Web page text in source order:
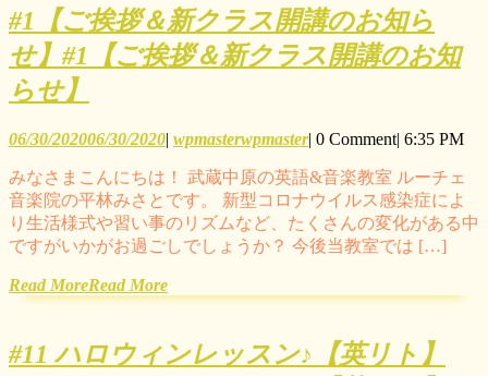
#1【ご挨拶＆新クラス開講のお知ら
せ】 #1【ご挨拶＆新クラス開講のお知
らせ】
06/30/202006/30/2020| wpmasterwpmaster| 0 Comment| 6:35 PM
みなさまこんにちは！ 武蔵中原の英語&音楽教室 ルーチェ
音楽院の平林みさとです。 新型コロナウイルス感染症によ
り生活様式や習い事のリズムなど、たくさんの変化がある中
ですがいかがお過ごしでしょうか？ 今後当教室では […]
Read MoreRead More
#11 ハロウィンレッスン♪【英リト】